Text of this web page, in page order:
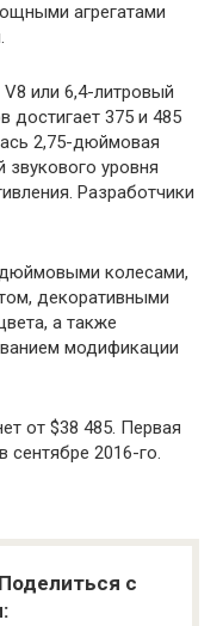
агрегатами
или 6,4-литровый
достигает 375 и 485
2,75-дюймовая
звукового уровня
Разработчики
колесами,
декоративными
а также
модификации
от $38 485. Первая
сентябре 2016-го.
с